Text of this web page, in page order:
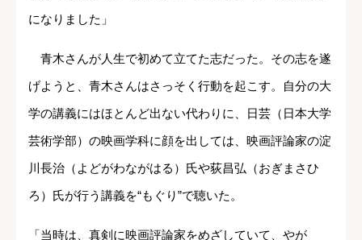
になりました」
青木さんが人生で初めて立てた志だった。その志を遂
げようと、青木さんはさっそく行動を起こす。自分の大
学の講義にはほとんど出ない代わりに、日芸（日本大学
芸術学部）の映画学科に顔を出しては、映画評論家の淀
川長治（よどがわながはる）氏や荻昌弘（おぎまさひ
ろ）氏が行う講義を“もぐり”で聴いた。
「当時は、真剣に映画評論家をめざしていて、やが